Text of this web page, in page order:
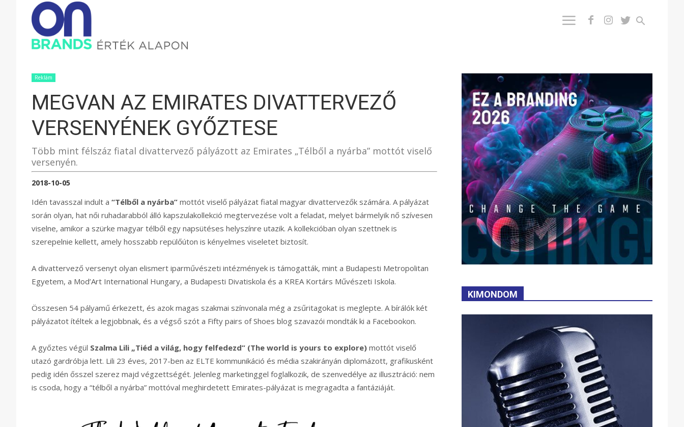
ÉRTÉK
Reklám
MEGVAN AZ EMIRATES DIVATTERVEZŐ
VERSENYÉNEK GYŐZTESE
Több mint félszáz fiatal divattervező pályázott az Emirates „Télből a nyárba” mottót viselő
versenyén.
2018-10-05
Idén tavasszal indult a “Télből a nyárba” mottót viselő pályázat fiatal magyar divattervezők számára. A pályázat
során olyan, hat női ruhadarabból álló kapszulakollekció megtervezése volt a feladat, melyet bármelyik nő szívesen
viselne, amikor a szürke magyar télből egy napsütéses helyszínre utazik. A kollekcióban olyan szettnek is
szerepelnie kellett, amely hosszabb repülőúton is kényelmes viseletet biztosít.
A divattervező versenyt olyan elismert iparművészeti intézmények is támogatták, mint a Budapesti Metropolitan
Egyetem, a Mod’Art International Hungary, a Budapesti Divatiskola és a KREA Kortárs Művészeti Iskola.
Összesen 54 pályamű érkezett, és azok magas szakmai színvonala még a zsűritagokat is meglepte. A bírálók két
pályázatot ítéltek a legjobbnak, és a végső szót a Fifty pairs of Shoes blog szavazói mondták ki a Facebookon.
A győztes végül Szalma Lili „Tiéd a világ, hogy felfedezd” (The world is yours to explore) mottót viselő
utazó gardróbja lett. Lili 23 éves, 2017-ben az ELTE kommunikáció és média szakirányán diplomázott, grafikusként
pedig idén ősszel szerez majd végzettségét. Jelenleg marketinggel foglalkozik, de szenvedélye az illusztráció: nem
is csoda, hogy a “télből a nyárba” mottóval meghirdetett Emirates-pályázat is megragadta a fantáziáját.
KIMONDOM